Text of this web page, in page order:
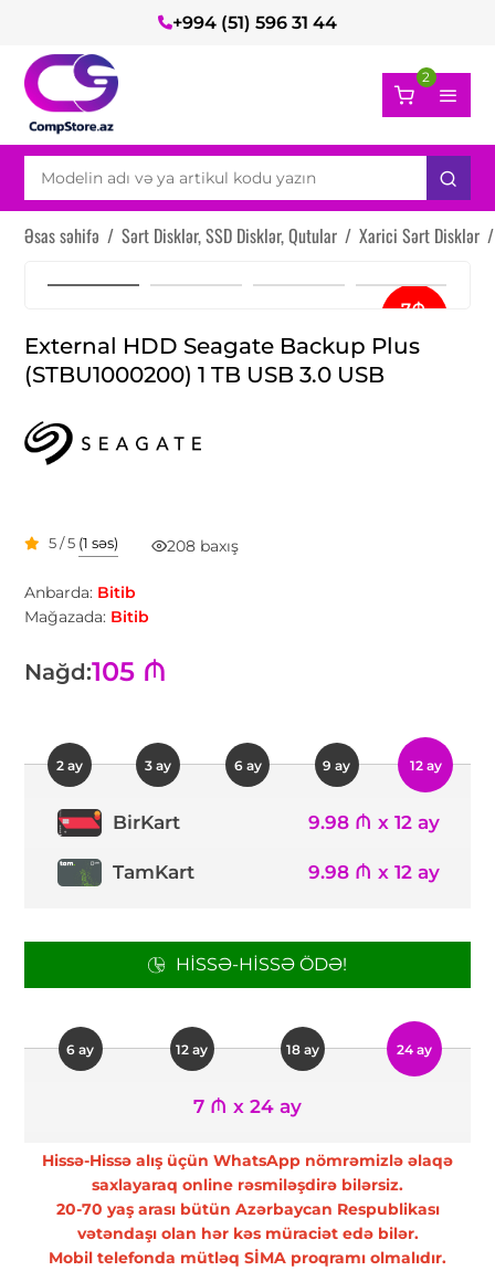
+994 (51) 596 31 44
2
Əsas səhifə / Sərt Disklər, SSD Disklər, Qutular / Xarici Sərt Disklər /
7₼
External HDD Seagate Backup Plus
(STBU1000200) 1 TB USB 3.0 USB
5 / 5 (1 səs) 208 baxış
Anbarda: Bitib
Mağazada: Bitib
Nağd:105 ₼
2 ay 3 ay 6 ay 9 ay 12 ay
BirKart 9.98 ₼ x 12 ay
TamKart 9.98 ₼ x 12 ay
HISSƏ-HISSƏ ÖDƏ!
6 ay 12 ay 18 ay 24 ay
7 ₼ x 24 ay
Hissə-Hissə alış üçün WhatsApp nömrəmizlə əlaqə
saxlayaraq online rəsmiləşdirə bilərsiz.
20-70 yaş arası bütün Azərbaycan Respublikası
vətəndaşı olan hər kəs müraciət edə bilər.
Mobil telefonda mütləq SİMA proqramı olmalıdır.